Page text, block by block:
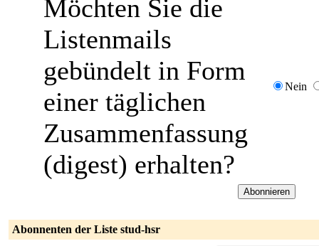
Möchten Sie die
Listenmails
gebündelt in Form
einer täglichen
Zusammenfassung
(digest) erhalten?
Nein
Abonnenten der Liste stud-hsr